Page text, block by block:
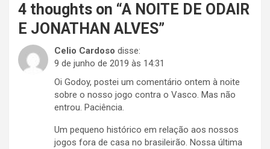
4 thoughts on “A NOITE DE ODAIR
E JONATHAN ALVES”
Celio Cardoso disse:
9 de junho de 2019 às 14:31
Oi Godoy, postei um comentário ontem à noite
sobre o nosso jogo contra o Vasco. Mas não
entrou. Paciência.
Um pequeno histórico em relação aos nossos
jogos fora de casa no brasileirão. Nossa última